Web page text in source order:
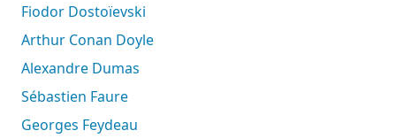
Fiodor Dostoïevski
Arthur Conan Doyle
Alexandre Dumas
Sébastien Faure
Georges Feydeau